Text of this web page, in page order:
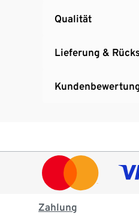
Qualität
Lieferung &
Zahlung